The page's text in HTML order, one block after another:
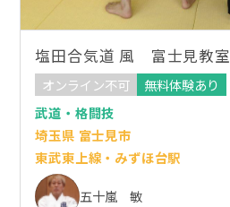
塩田合気道 風 富士見教室
オンライン不可
無料体験あり
武道・格闘技
埼玉県 富士見市
東武東上線・みずほ台駅
五十嵐 敏